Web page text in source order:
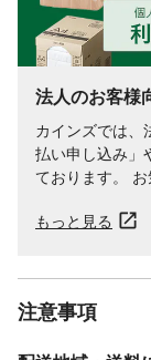
法人のお客様
カインズでは、
払い申し込み」
ております。 お
もっと見る
注意事項